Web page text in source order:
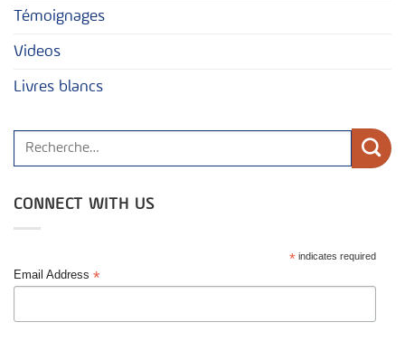
Témoignages
Videos
Livres blancs
CONNECT WITH US
* indicates required
Email Address *